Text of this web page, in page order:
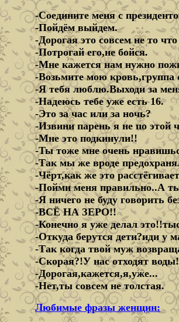
-Соедините меня с
-Пойдём выйдем.
-Дорогая это совсем не то
-Потрогай его,не бойся.
-Мне кажется нам нужно
-Возьмите мою кровь,группа
-Я тебя люблю.Выходи за
-Надеюсь тебе уже есть 16.
-Это за час или за ночь?
-Извини парень я не по этой
-Мне это подкинули!!
-Ты тоже мне очень
-Так мы же вроде
-Чёрт,как же это
-Пойми меня правильно..А
-Я ничего не буду говорить
-ВСЁ НА ЗЕРО!!
-Конечно я уже делал
-Откуда берутся дети?иди у
-Так когда твой муж
-Скорая?!У нас отходят
-Дорогая,кажется,я,уже...
-Нет,ты совсем не толстая.
Любимые фразы женщин: